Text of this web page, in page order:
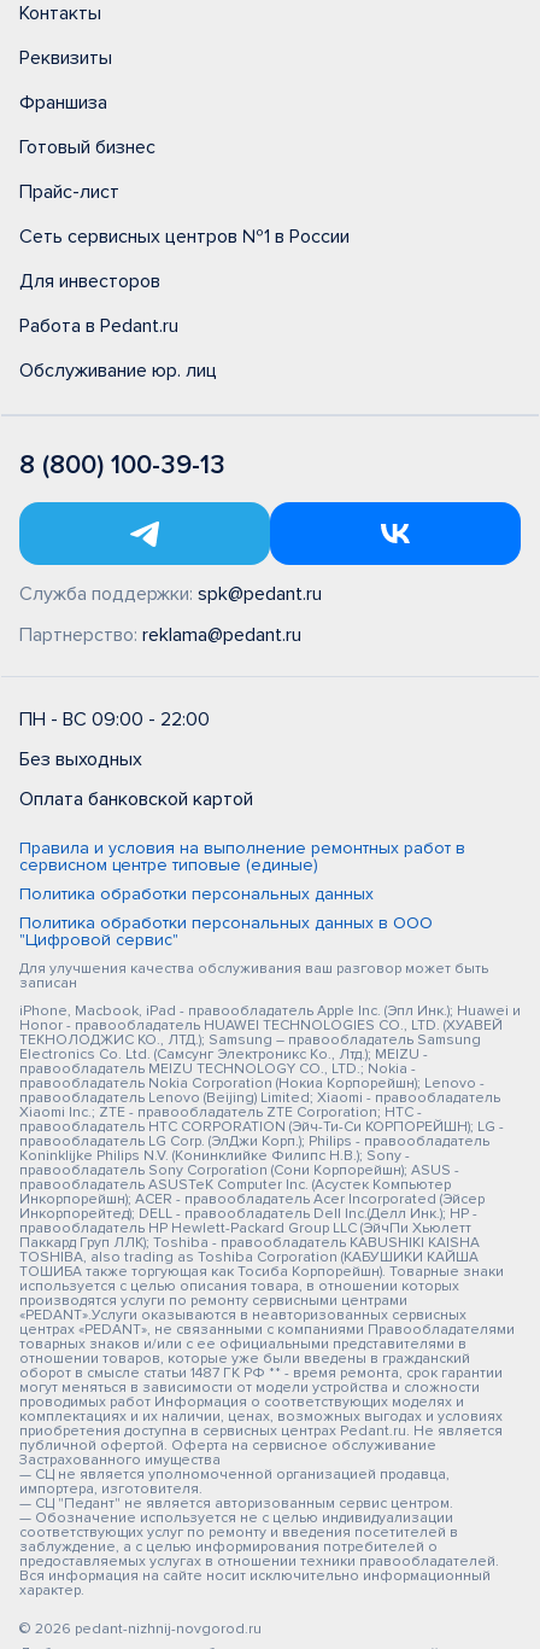
Контакты
Реквизиты
Франшиза
Готовый бизнес
Прайс-лист
Сеть сервисных центров №1 в России
Для инвесторов
Работа в Pedant.ru
Обслуживание юр. лиц
8 (800) 100-39-13
Служба поддержки: spk@pedant.ru
Партнерство: reklama@pedant.ru
ПН - ВС 09:00 - 22:00
Без выходных
Оплата банковской картой
Правила и условия на выполнение ремонтных работ в
сервисном центре типовые (единые)
Политика обработки персональных данных
Политика обработки персональных данных в ООО
"Цифровой сервис"
Для улучшения качества обслуживания ваш разговор может быть
записан
iPhone, Macbook, iPad - правообладатель Apple Inc. (Эпл Инк.); Huawei и
Honor - правообладатель HUAWEI TECHNOLOGIES CO., LTD. (ХУАВЕЙ
ТЕКНОЛОДЖИС КО., ЛТД.); Samsung – правообладатель Samsung
Electronics Co. Ltd. (Самсунг Электроникс Ко., Лтд.); MEIZU -
правообладатель MEIZU TECHNOLOGY CO., LTD.; Nokia -
правообладатель Nokia Corporation (Нокиа Корпорейшн); Lenovo -
правообладатель Lenovo (Beijing) Limited; Xiaomi - правообладатель
Xiaomi Inc.; ZTE - правообладатель ZTE Corporation; HTC -
правообладатель HTC CORPORATION (Эйч-Ти-Си КОРПОРЕЙШН); LG -
правообладатель LG Corp. (ЭлДжи Корп.); Philips - правообладатель
Koninklijke Philips N.V. (Конинклийке Филипс Н.В.); Sony -
правообладатель Sony Corporation (Сони Корпорейшн); ASUS -
правообладатель ASUSTeK Computer Inc. (Асустек Компьютер
Инкорпорейшн); ACER - правообладатель Acer Incorporated (Эйсер
Инкорпорейтед); DELL - правообладатель Dell Inc.(Делл Инк.); HP -
правообладатель HP Hewlett-Packard Group LLC (ЭйчПи Хьюлетт
Паккард Груп ЛЛК); Toshiba - правообладатель KABUSHIKI KAISHA
TOSHIBA, also trading as Toshiba Corporation (КАБУШИКИ КАЙША
ТОШИБА также торгующая как Тосиба Корпорейшн). Товарные знаки
используется с целью описания товара, в отношении которых
производятся услуги по ремонту сервисными центрами
«PEDANT».Услуги оказываются в неавторизованных сервисных
центрах «PEDANT», не связанными с компаниями Правообладателями
товарных знаков и/или с ее официальными представителями в
отношении товаров, которые уже были введены в гражданский
оборот в смысле статьи 1487 ГК РФ ** - время ремонта, срок гарантии
могут меняться в зависимости от модели устройства и сложности
проводимых работ Информация о соответствующих моделях и
комплектациях и их наличии, ценах, возможных выгодах и условиях
приобретения доступна в сервисных центрах Pedant.ru. Не является
публичной офертой. Оферта на сервисное обслуживание
Застрахованного имущества
— СЦ не является уполномоченной организацией продавца,
импортера, изготовителя.
— СЦ "Педант" не является авторизованным сервис центром.
— Обозначение используется не с целью индивидуализации
соответствующих услуг по ремонту и введения посетителей в
заблуждение, а с целью информирования потребителей о
предоставляемых услугах в отношении техники правообладателей.
Вся информация на сайте носит исключительно информационный
характер.
© 2026 pedant-nizhnij-novgorod.ru